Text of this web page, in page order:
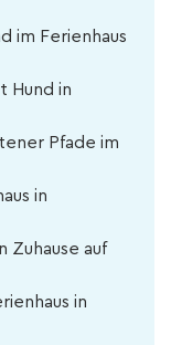
im Ferienhaus
Hund in
Pfade im
in
Zuhause auf
in